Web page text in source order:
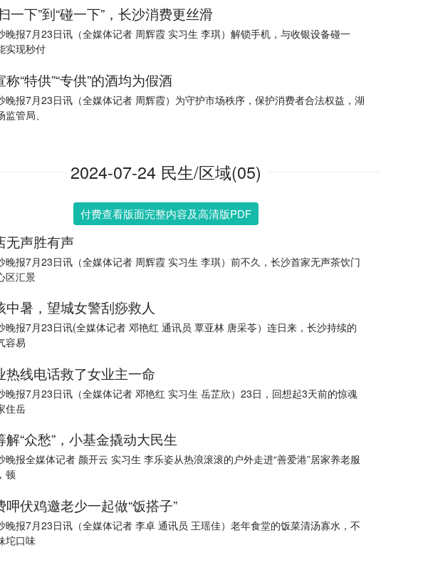
一下”到“碰一下”，长沙消费更丝滑
晚报7月23日讯（全媒体记者 周辉霞 实习生 李琪）解锁手机，与收银设备碰一
实现秒付
称“特供”“专供”的酒均为假酒
晚报7月23日讯（全媒体记者 周辉霞）为守护市场秩序，保护消费者合法权益，湖
管局、
2024-07-24 民生/区域(05)
付费查看版面完整内容及高清版PDF
无声胜有声
晚报7月23日讯（全媒体记者 周辉霞 实习生 李琪）前不久，长沙首家无声茶饮门
区汇景
中暑，望城女警刮痧救人
晚报7月23日讯(全媒体记者 邓艳红 通讯员 覃亚林 唐采苓）连日来，长沙持续的
容易
热线电话救了女业主一命
晚报7月23日讯（全媒体记者 邓艳红 实习生 岳芷欣）23日，回想起3天前的惊魂
住岳
解“众愁”，小基金撬动大民生
晚报全媒体记者 颜开云 实习生 李乐姿从热浪滚滚的户外走进“善爱港”居家养老服
顿
呷伏鸡邀老少一起做“饭搭子”
晚报7月23日讯（全媒体记者 李卓 通讯员 王瑶佳）老年食堂的饭菜清汤寡水，不
坨口味